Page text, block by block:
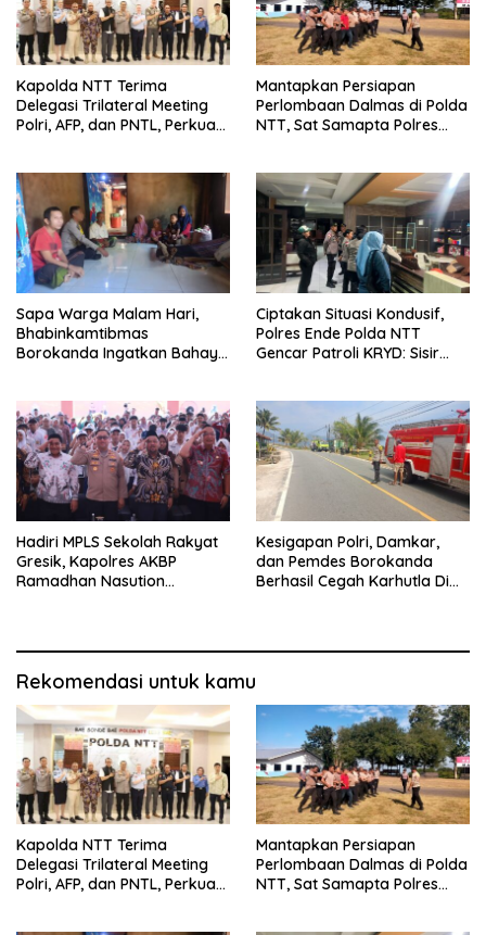
Kapolda NTT Terima
Delegasi Trilateral Meeting
Polri, AFP, dan PNTL, Perkuat
Mantapkan Persiapan
Perlombaan Dalmas di Polda
NTT, Sat Samapta Polres
Sapa Warga Malam Hari,
Bhabinkamtibmas
Borokanda Ingatkan Bahaya
Ciptakan Situasi Kondusif,
Polres Ende Polda NTT
Gencar Patroli KRYD: Sisir
Hadiri MPLS Sekolah Rakyat
Gresik, Kapolres AKBP
Ramadhan Nasution
Kesigapan Polri, Damkar,
dan Pemdes Borokanda
Berhasil Cegah Karhutla Di
Rekomendasi untuk kamu
Kapolda NTT Terima
Delegasi Trilateral Meeting
Polri, AFP, dan PNTL, Perkuat
Mantapkan Persiapan
Perlombaan Dalmas di Polda
NTT, Sat Samapta Polres